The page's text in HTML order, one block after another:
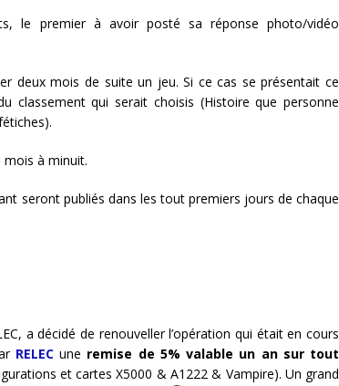
le premier à avoir posté sa réponse photo/vidéo
deux mois de suite un jeu. Si ce cas se présentait ce
classement qui serait choisis (Histoire que personne
à minuit.
seront publiés dans les tout premiers jours de chaque
a décidé de renouveller l’opération qui était en cours
RELECune remise de 5% valable un an sur tout
et cartes X5000 & A1222 & Vampire). Un grand